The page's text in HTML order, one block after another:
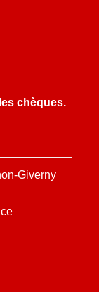
chèques.
Giverny